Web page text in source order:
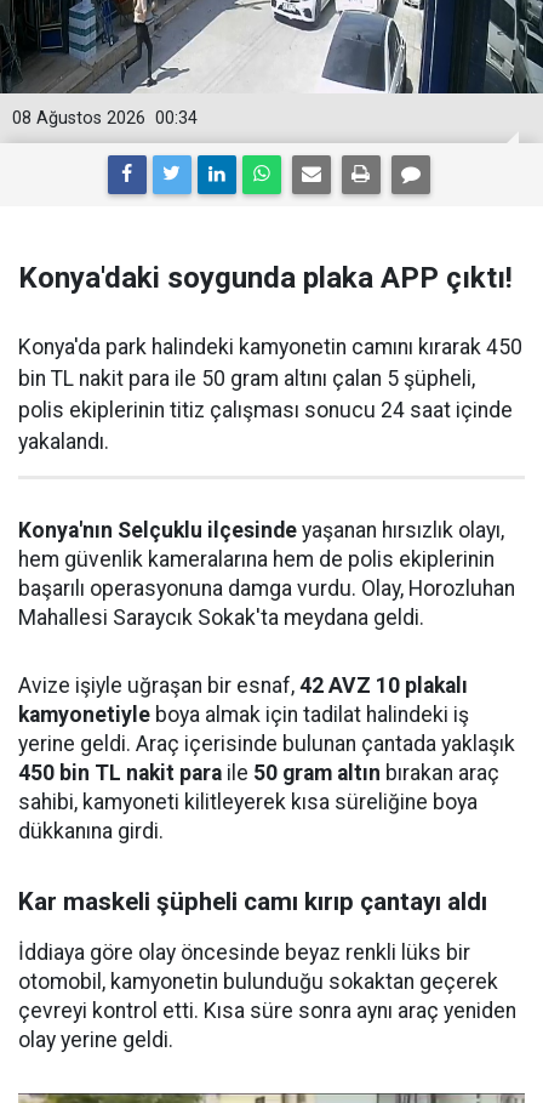
00:34
08 Ağustos 2026
Konya'daki soygunda plaka APP çıktı!
Konya'da park halindeki kamyonetin camını kırarak 450
bin TL nakit para ile 50 gram altını çalan 5 şüpheli,
polis ekiplerinin titiz çalışması sonucu 24 saat içinde
yakalandı.
Konya'nın Selçuklu ilçesinde yaşanan hırsızlık olayı,
hem güvenlik kameralarına hem de polis ekiplerinin
başarılı operasyonuna damga vurdu. Olay, Horozluhan
Mahallesi Saraycık Sokak'ta meydana geldi.
Avize işiyle uğraşan bir esnaf, 42 AVZ 10 plakalı
kamyonetiyle boya almak için tadilat halindeki iş
yerine geldi. Araç içerisinde bulunan çantada yaklaşık
450 bin TL nakit para ile 50 gram altın bırakan araç
sahibi, kamyoneti kilitleyerek kısa süreliğine boya
dükkanına girdi.
Kar maskeli şüpheli camı kırıp çantayı aldı
İddiaya göre olay öncesinde beyaz renkli lüks bir
otomobil, kamyonetin bulunduğu sokaktan geçerek
çevreyi kontrol etti. Kısa süre sonra aynı araç yeniden
olay yerine geldi.